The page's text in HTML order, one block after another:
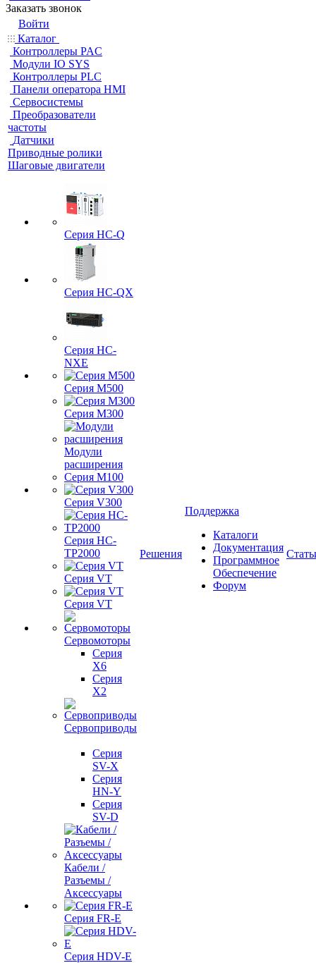
Заказать звонок
Войти
Каталог
Контроллеры PAC
Модули IO SYS
Контроллеры PLC
Панели оператора HMI
Сервосистемы
Преобразователи
частоты
Датчики
Приводные ролики
Шаговые двигатели
Серия HC-Q
Серия HC-QX
Серия HC-
NXE
Серия M500
Серия M300
Модули
расширения
Серия M100
Серия V300
Серия HC-
TP2000
Серия VT
Серия VT
Сервомоторы
Серия
X6
Серия
X2
Сервоприводы
Серия
SV-X
Серия
HN-Y
Серия
SV-D
Кабели /
Разъемы /
Аксессуары
Серия FR-E
Серия HDV-E
Решения
Поддержка
Каталоги
Документация
Программное
Обеспечение
Форум